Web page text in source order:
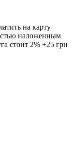
на карту
наложенным
стоит 2% +25 грн